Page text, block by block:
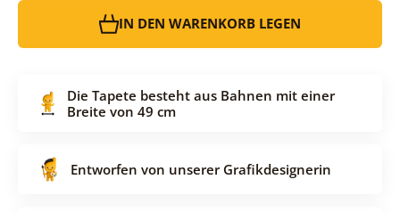
IN DEN WARENKORB LEGEN
Die Tapete besteht aus Bahnen mit einer
Breite von 49 cm
Entworfen von unserer Grafikdesignerin